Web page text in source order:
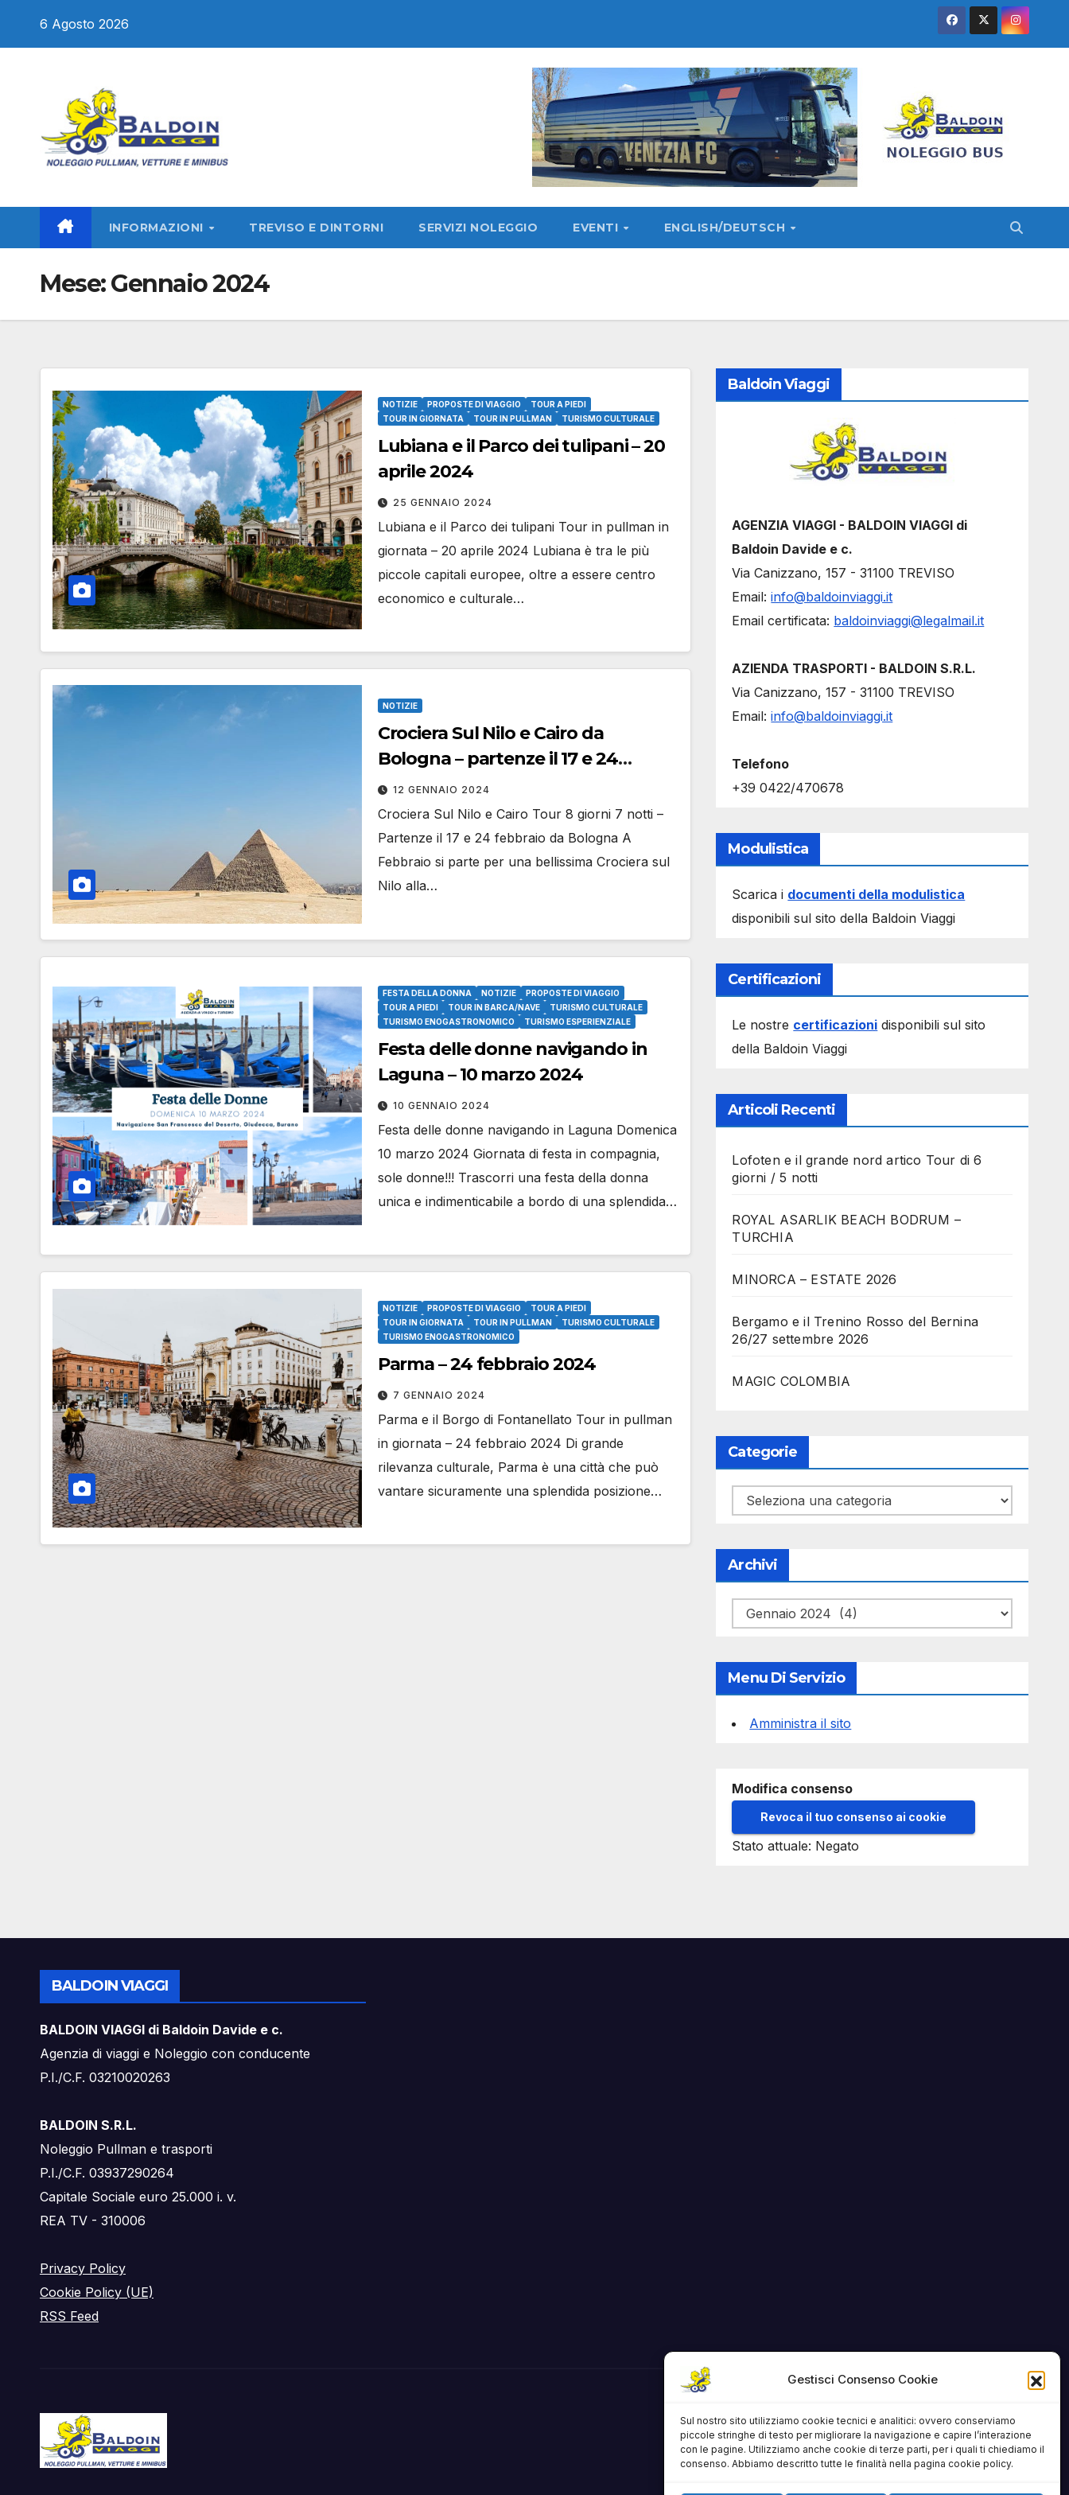
Gestisci Consenso Cookie
Sul nostro sito utilizziamo cookie tecnici e analitici: ovvero conserviamo
piccole stringhe di testo per migliorare la navigazione e capire l’interazione
con le pagine. Utilizziamo anche cookie di terze parti, per i quali ti chiediamo il
consenso. Abbiamo descritto tutte le finalità nella pagina cookie policy.
6 Agosto 2026
INFORMAZIONI TREVISO E DINTORNI SERVIZI NOLEGGIO EVENTI ENGLISH/DEUTSCH
Mese:Gennaio 2024
NOTIZIE PROPOSTE DI VIAGGIO
TOUR A PIEDI
TOUR IN GIORNATA
TOUR IN PULLMAN TURISMO CULTURALE
Lubiana e il Parco dei tulipani – 20
aprile 2024
25 GENNAIO 2024
Lubiana e il Parco dei tulipani Tour in pullman in
giornata – 20 aprile 2024 Lubiana è tra le più
piccole capitali europee, oltre a essere centro
economico e culturale…
NOTIZIE
Crociera Sul Nilo e Cairo da
Bologna – partenze il 17 e 24
febbraio
12 GENNAIO 2024
Crociera Sul Nilo e Cairo Tour 8 giorni 7 notti –
Partenze il 17 e 24 febbraio da Bologna A
Febbraio si parte per una bellissima Crociera sul
Nilo alla…
FESTA DELLA DONNA NOTIZIE
PROPOSTE DI VIAGGIO
TOUR A PIEDI
TOUR IN BARCA/NAVE
TURISMO CULTURALE
TURISMO ENOGASTRONOMICO
TURISMO ESPERIENZIALE
Festa delle donne navigando in
Laguna – 10 marzo 2024
10 GENNAIO 2024
Festa delle donne navigando in Laguna Domenica
10 marzo 2024 Giornata di festa in compagnia,
sole donne!!! Trascorri una festa della donna
unica e indimenticabile a bordo di una splendida…
NOTIZIE PROPOSTE DI VIAGGIO
TOUR A PIEDI
TOUR IN GIORNATA
TOUR IN PULLMAN
TURISMO CULTURALE
TURISMO ENOGASTRONOMICO
Parma – 24 febbraio 2024
7 GENNAIO 2024
Parma e il Borgo di Fontanellato Tour in pullman
in giornata – 24 febbraio 2024 Di grande
rilevanza culturale, Parma è una città che può
vantare sicuramente una splendida posizione…
Baldoin Viaggi
AGENZIA VIAGGI - BALDOIN VIAGGI di
Baldoin Davide e c.
Via Canizzano, 157 - 31100 TREVISO
Email:info@baldoinviaggi.it
Email certificata: baldoinviaggi@legalmail.it
AZIENDA TRASPORTI - BALDOIN S.R.L.
Via Canizzano, 157 - 31100 TREVISO
Email:info@baldoinviaggi.it
Telefono
+39 0422/470678
Modulistica
Scarica i documenti della modulistica
disponibili sul sito della Baldoin Viaggi
Certificazioni
Le nostre certificazioni disponibili sul sito
della Baldoin Viaggi
Articoli Recenti
Lofoten e il grande nord artico Tour di 6
giorni / 5 notti
ROYAL ASARLIK BEACH BODRUM –
TURCHIA
MINORCA – ESTATE 2026
Bergamo e il Trenino Rosso del Bernina
26/27 settembre 2026
MAGIC COLOMBIA
Categorie
Categorie
Archivi
Archivi
Menu Di Servizio
Amministra il sito
Modifica consenso
Revoca il tuo consenso ai cookie
Stato attuale: Negato
BALDOIN VIAGGI
BALDOIN VIAGGI di Baldoin Davide e c.
Agenzia di viaggi e Noleggio con conducente
P.I./C.F. 03210020263
BALDOIN S.R.L.
Noleggio Pullman e trasporti
P.I./C.F. 03937290264
Capitale Sociale euro 25.000 i. v.
REA TV - 310006
Privacy Policy
Cookie Policy (UE)
RSS Feed